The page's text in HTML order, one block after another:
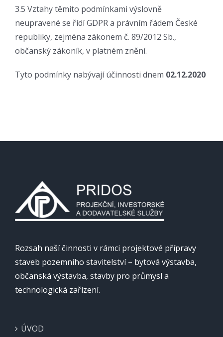
3.5 Vztahy těmito podmínkami výslovně
neupravené se řídí GDPR a právním řádem České
republiky, zejména zákonem č. 89/2012 Sb.,
občanský zákoník, v platném znění.
Tyto podmínky nabývají účinnosti dnem 02.12.2020
Rozsah naší činnosti v rámci projektové přípravy
staveb pozemního stavitelství – bytová výstavba,
občanská výstavba, stavby pro průmysl a
technologická zařízení.
ÚVOD